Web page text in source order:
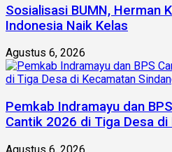
Sosialisasi BUMN, Herman
Indonesia Naik Kelas
Agustus 6, 2026
Pemkab Indramayu dan
Cantik 2026 di Tiga Desa